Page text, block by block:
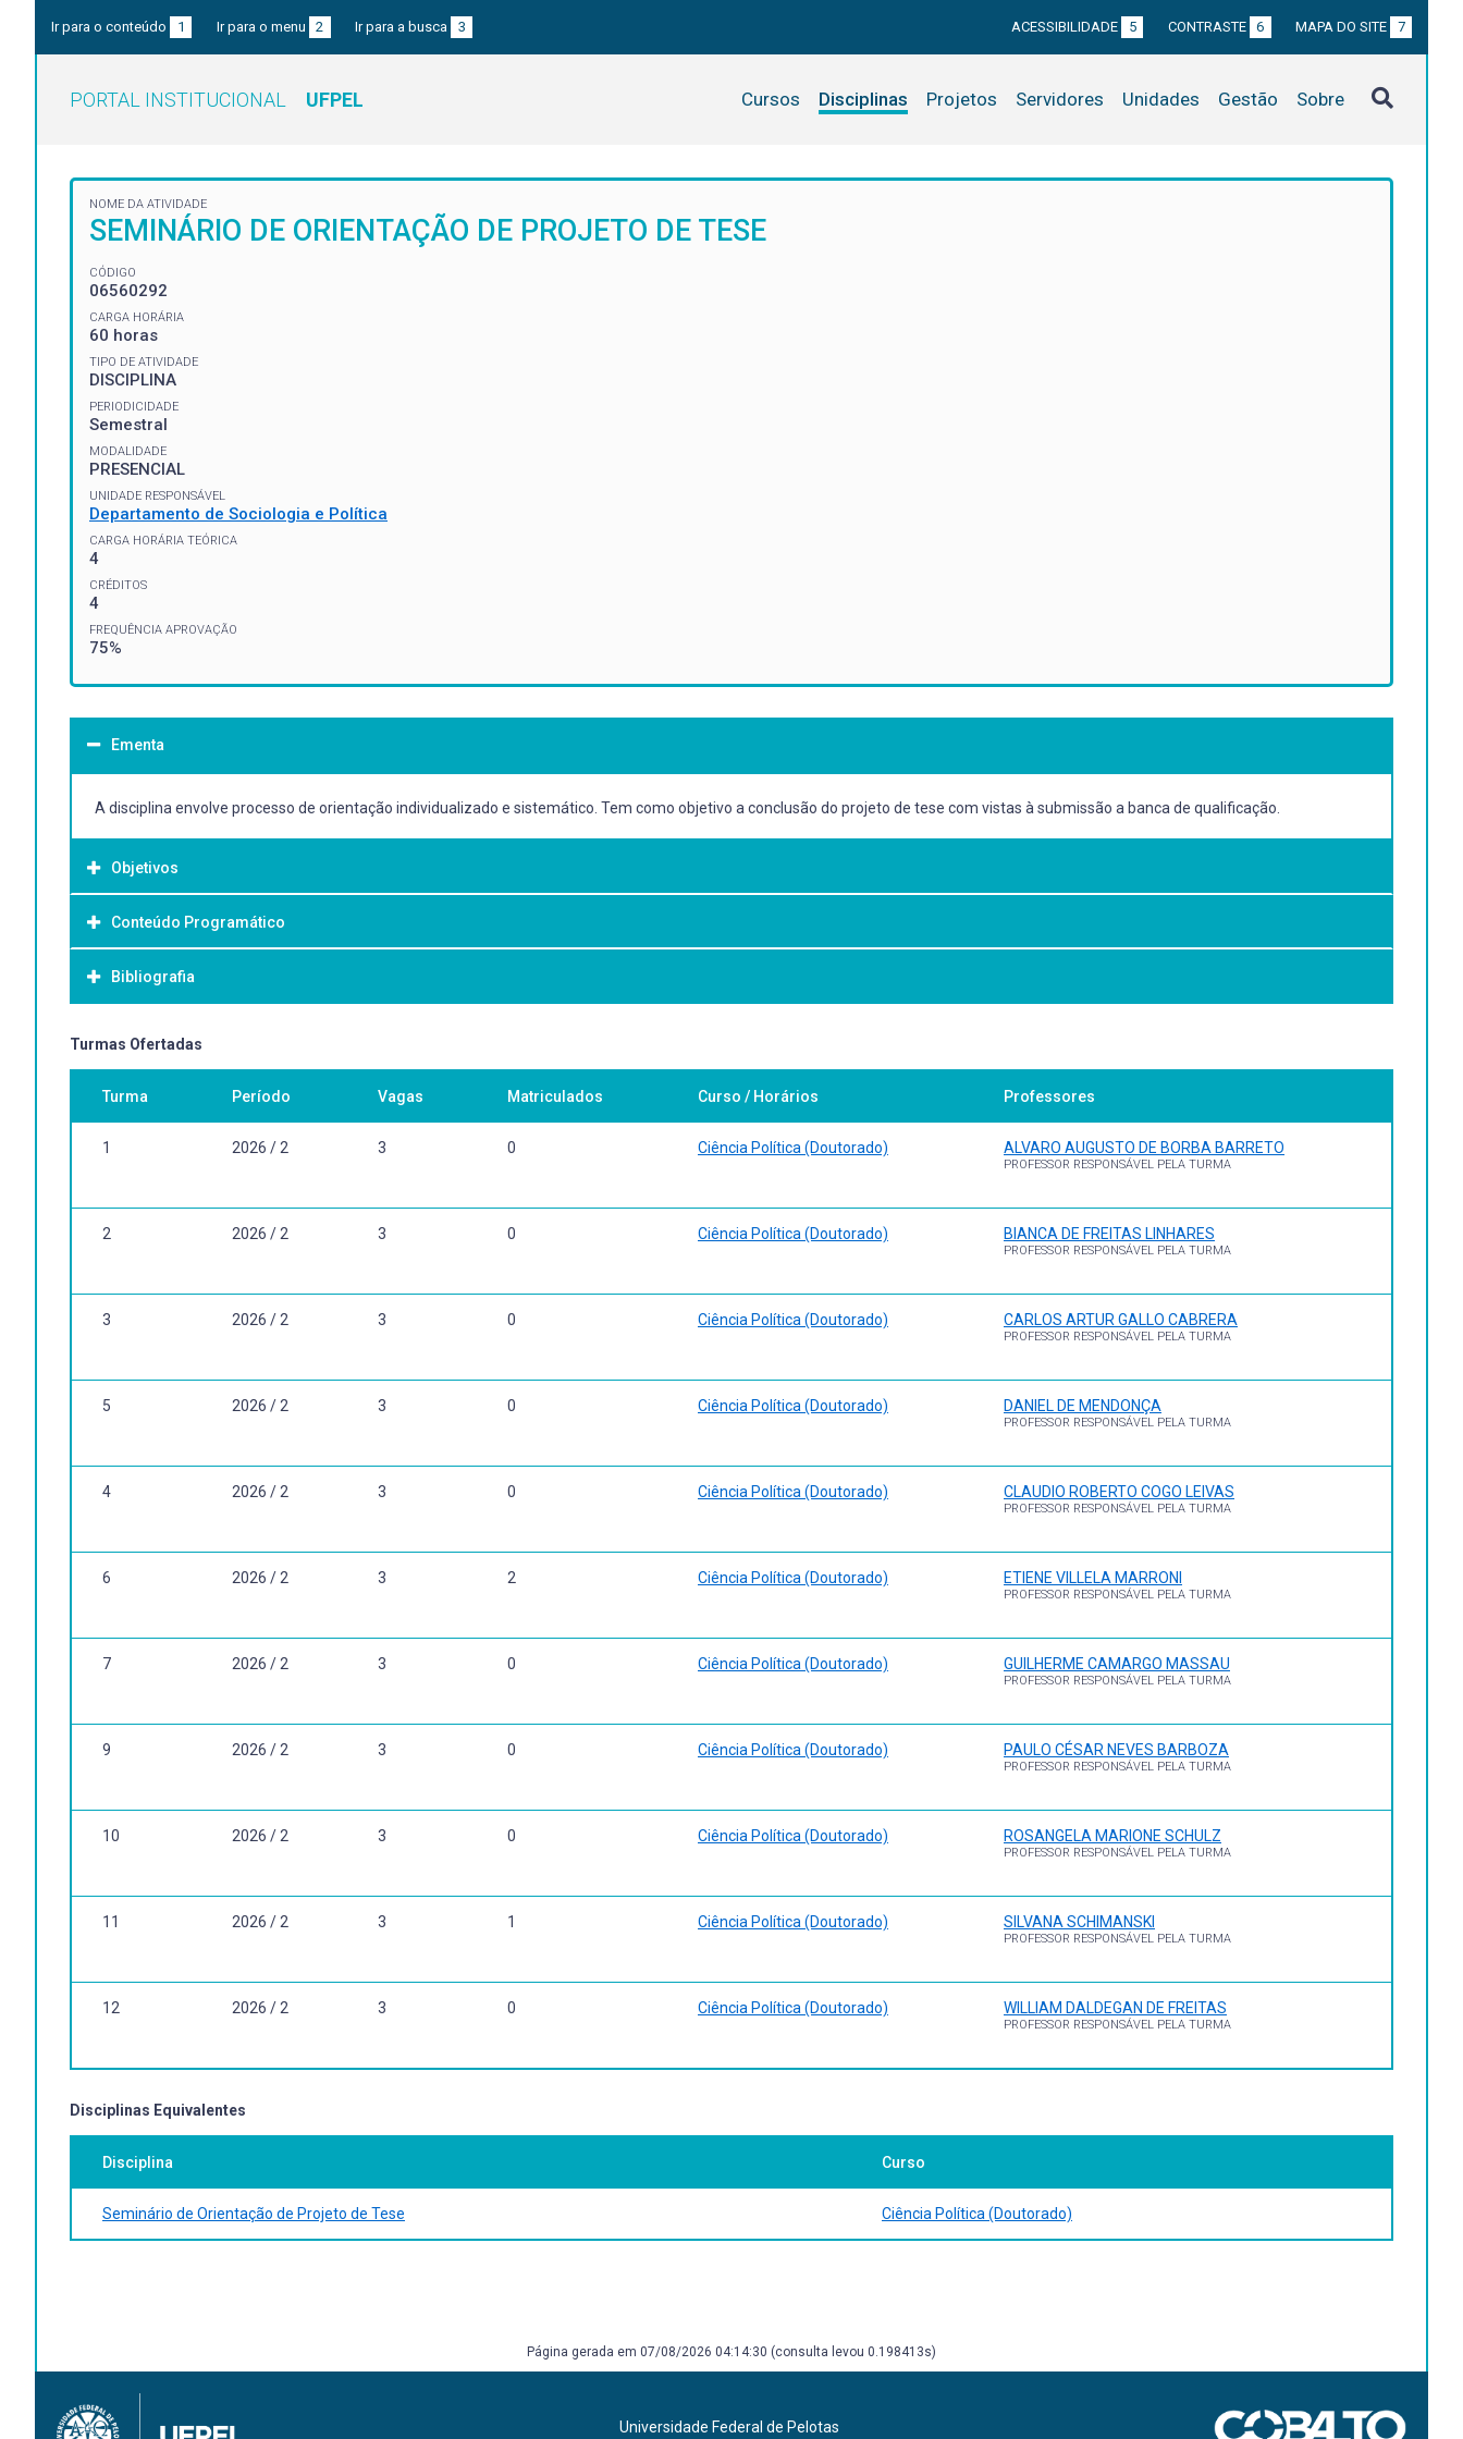
Ir para o conteúdo 1 Ir para o menu 2 Ir para a busca 3 ACESSIBILIDADE 5 CONTRASTE 6 MAPA DO SITE 7
PORTAL INSTITUCIONAL UFPEL Cursos Disciplinas Projetos Servidores Unidades Gestão Sobre
NOME DA ATIVIDADE
SEMINÁRIO DE ORIENTAÇÃO DE PROJETO DE TESE
CÓDIGO
06560292
CARGA HORÁRIA
60 horas
TIPO DE ATIVIDADE
DISCIPLINA
PERIODICIDADE
Semestral
MODALIDADE
PRESENCIAL
UNIDADE RESPONSÁVEL
Departamento de Sociologia e Política
CARGA HORÁRIA TEÓRICA
4
CRÉDITOS
4
FREQUÊNCIA APROVAÇÃO
75%
Ementa
A disciplina envolve processo de orientação individualizado e sistemático. Tem como objetivo a conclusão do projeto de tese com vistas à submissão a banca de qualificação.
Objetivos
Objetivo Geral:
A disciplina tem por objetivo o desenvolvimento do projeto de tese.
Conteúdo Programático
Bibliografia
Bibliografia Básica:
De acordo com a demanda específica.
Turmas Ofertadas
Turma Período Vagas Matriculados Curso / Horários Professores
1 2026 / 2 3 0 Ciência Política (Doutorado) ALVARO AUGUSTO DE BORBA BARRETO
PROFESSOR RESPONSÁVEL PELA TURMA
2 2026 / 2 3 0 Ciência Política (Doutorado) BIANCA DE FREITAS LINHARES
PROFESSOR RESPONSÁVEL PELA TURMA
3 2026 / 2 3 0 Ciência Política (Doutorado) CARLOS ARTUR GALLO CABRERA
PROFESSOR RESPONSÁVEL PELA TURMA
5 2026 / 2 3 0 Ciência Política (Doutorado) DANIEL DE MENDONÇA
PROFESSOR RESPONSÁVEL PELA TURMA
4 2026 / 2 3 0 Ciência Política (Doutorado) CLAUDIO ROBERTO COGO LEIVAS
PROFESSOR RESPONSÁVEL PELA TURMA
6 2026 / 2 3 2 Ciência Política (Doutorado) ETIENE VILLELA MARRONI
PROFESSOR RESPONSÁVEL PELA TURMA
7 2026 / 2 3 0 Ciência Política (Doutorado) GUILHERME CAMARGO MASSAU
PROFESSOR RESPONSÁVEL PELA TURMA
9 2026 / 2 3 0 Ciência Política (Doutorado) PAULO CÉSAR NEVES BARBOZA
PROFESSOR RESPONSÁVEL PELA TURMA
10 2026 / 2 3 0 Ciência Política (Doutorado) ROSANGELA MARIONE SCHULZ
PROFESSOR RESPONSÁVEL PELA TURMA
11 2026 / 2 3 1 Ciência Política (Doutorado) SILVANA SCHIMANSKI
PROFESSOR RESPONSÁVEL PELA TURMA
12 2026 / 2 3 0 Ciência Política (Doutorado) WILLIAM DALDEGAN DE FREITAS
PROFESSOR RESPONSÁVEL PELA TURMA
Disciplinas Equivalentes
Disciplina Curso
Seminário de Orientação de Projeto de Tese Ciência Política (Doutorado)
Página gerada em 07/08/2026 04:14:30 (consulta levou 0.198413s)
Universidade Federal de Pelotas